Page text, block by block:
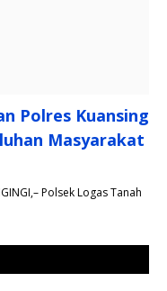
Polres Kuansing
Masyarakat
Polsek Logas Tanah